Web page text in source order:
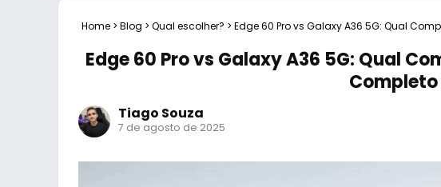
Home > Blog > Qual escolher? > Edge 60 Pro vs Galaxy A36 5G: Qual
Edge 60 Pro vs Galaxy A36 5G: Qual
Completo
Tiago Souza
7 de agosto de 2025